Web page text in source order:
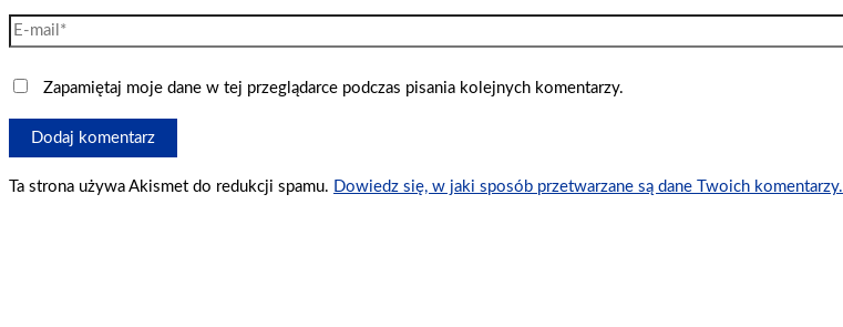
E-
mail*
Zapamiętaj moje dane w tej przeglądarce podczas pisania kolejnych komentarzy.
Ta strona używa Akismet do redukcji spamu. Dowiedz się, w jaki sposób przetwarzane są dane Twoich komentarzy.